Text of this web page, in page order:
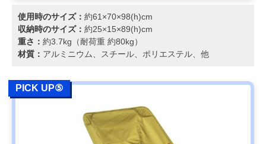
使用時のサイズ： 約61×70×98(h)cm
収納時のサイズ： 約25×15×89(h)cm
重さ： 約3.7kg（耐荷重 約80kg）
材質： アルミニウム、スチール、ポリエステル、他
PICK UP⑤